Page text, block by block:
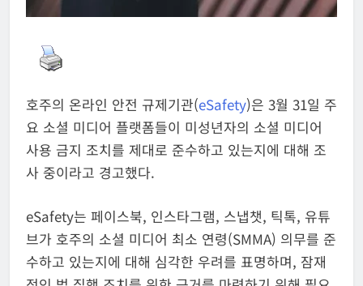
호주의 온라인 안전 규제기관(eSafety)은 3월 31일 주
요 소셜 미디어 플랫폼들이 미성년자의 소셜 미디어
사용 금지 조치를 제대로 준수하고 있는지에 대해 조
사 중이라고 경고했다.
eSafety는 페이스북, 인스타그램, 스냅챗, 틱톡, 유튜
브가 호주의 소셜 미디어 최소 연령(SMMA) 의무를 준
수하고 있는지에 대해 심각한 우려를 표명하며, 잠재